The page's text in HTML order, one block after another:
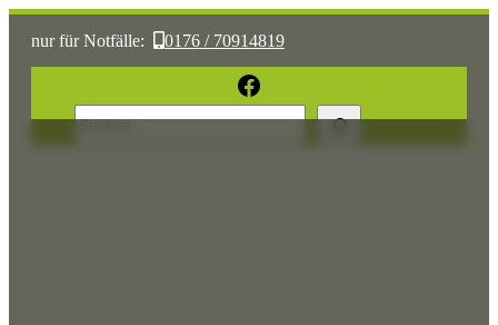
nur für Notfälle: 0176 / 70914819
Sonst: tierhilfe.wolfsburg@t-online.de
Facebook